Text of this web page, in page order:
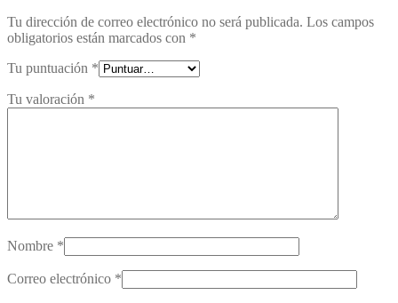
Tu dirección de correo electrónico no será publicada. Los campos
obligatorios están marcados con *
Tu puntuación *
Tu valoración *
Nombre *
Correo electrónico *